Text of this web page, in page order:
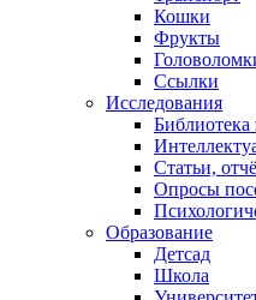
Кошки
Фрукты
Ссылки
Исследования
Библиотека
Статьи,
Опросы
Образование
Детсад
Школа